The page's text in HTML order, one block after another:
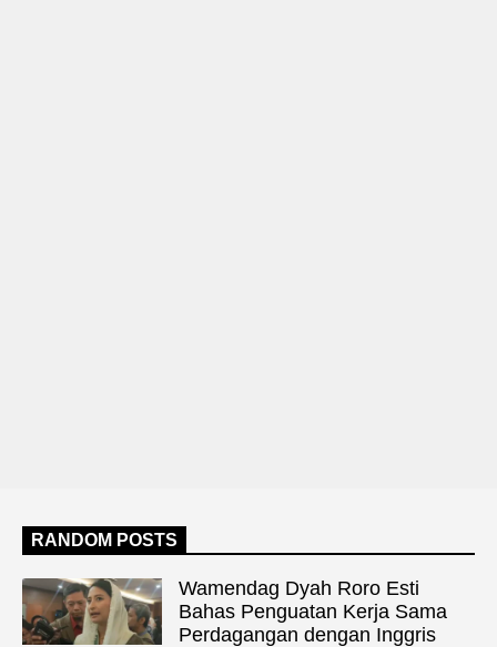
RANDOM POSTS
Wamendag Dyah Roro Esti
Bahas Penguatan Kerja Sama
Perdagangan dengan Inggris